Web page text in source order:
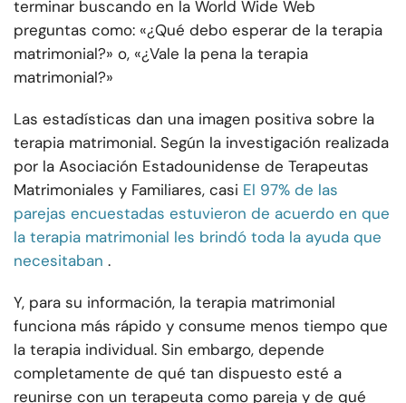
terminar buscando en la World Wide Web
preguntas como: «¿Qué debo esperar de la terapia
matrimonial?» o, «¿Vale la pena la terapia
matrimonial?»
Las estadísticas dan una imagen positiva sobre la
terapia matrimonial. Según la investigación realizada
por la Asociación Estadounidense de Terapeutas
Matrimoniales y Familiares, casi El 97% de las
parejas encuestadas estuvieron de acuerdo en que
la terapia matrimonial les brindó toda la ayuda que
necesitaban .
Y, para su información, la terapia matrimonial
funciona más rápido y consume menos tiempo que
la terapia individual. Sin embargo, depende
completamente de qué tan dispuesto esté a
reunirse con un terapeuta como pareja y de qué